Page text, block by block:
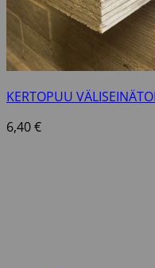
KERTOPUU
6,40€